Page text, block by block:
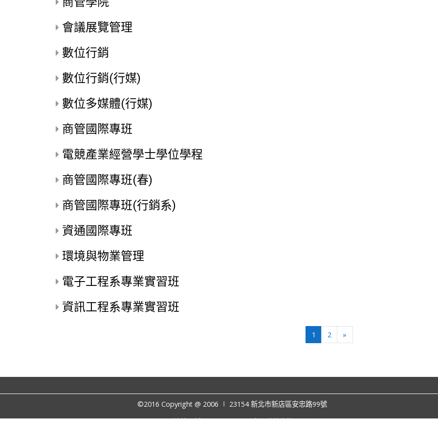
會議展覽管理
數位行銷
數位行銷(行媒)
數位多媒體(行媒)
商管國際專班
電競產業經營學士學位學程
商管國際專班(春)
商管國際專班(行銷系)
資通國際專班
環境與物業管理
電子工程系專業實習班
資訊工程系專業實習班
1 (current)
2 »
©2016 Copyright @ 2006 ∣ 23154 新北市新店區安忠路99號